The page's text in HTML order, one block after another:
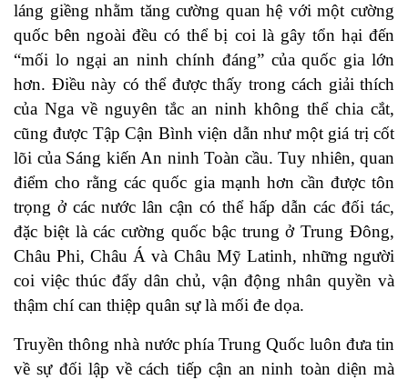
láng giềng nhằm tăng cường quan hệ với một cường
quốc bên ngoài đều có thể bị coi là gây tổn hại đến
“mối lo ngại an ninh chính đáng” của quốc gia lớn
hơn. Điều này có thể được thấy trong cách giải thích
của Nga về nguyên tắc an ninh không thể chia cắt,
cũng được Tập Cận Bình viện dẫn như một giá trị cốt
lõi của Sáng kiến An ninh Toàn cầu. Tuy nhiên, quan
điểm cho rằng các quốc gia mạnh hơn cần được tôn
trọng ở các nước lân cận có thể hấp dẫn các đối tác,
đặc biệt là các cường quốc bậc trung ở Trung Đông,
Châu Phi, Châu Á và Châu Mỹ Latinh, những người
coi việc thúc đẩy dân chủ, vận động nhân quyền và
thậm chí can thiệp quân sự là mối đe dọa.
Truyền thông nhà nước phía Trung Quốc luôn đưa tin
về sự đối lập về cách tiếp cận an ninh toàn diện mà